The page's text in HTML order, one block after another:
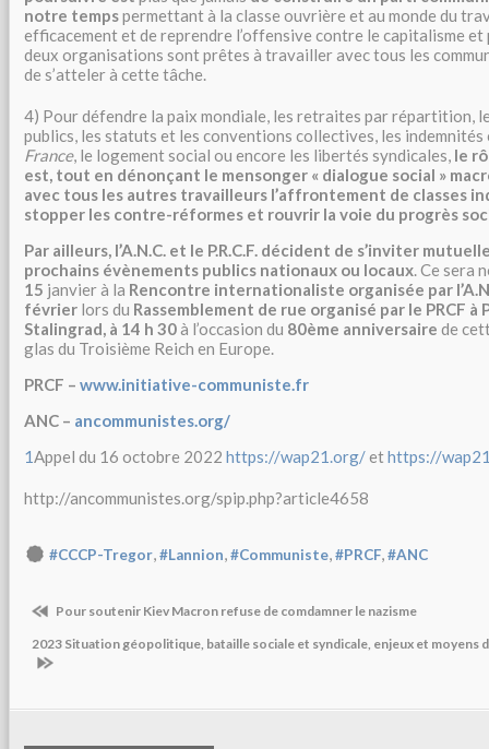
notre tempspermettant à la classe ouvrière et au monde du
efficacement et de reprendre l’offensive contre le capitalisme et
deux organisations sont prêtes à travailler avec tous les
de s’atteler à cette tâche.
4) Pour défendre la paix mondiale, les retraites par répartition,
publics, les statuts et les conventions collectives, les indemnités
France, le logement social ou encore les libertés syndicales, le
est, tout en dénonçant le mensonger « dialogue social »
avec tous les autres travailleurs l’affrontement de classes
stopper les contre-réformes et rouvrir la voie du progrès
Par ailleurs, l’A.N.C. et le P.R.C.F. décident de s’inviter
prochains évènements publics nationaux ou locaux. Ce sera
15 janvier à la Rencontre internationaliste organisée par
février lors du Rassemblement de rue organisé par le PRCF à
Stalingrad, à 14 h 30à l’occasion du 80ème anniversaire de
glas du Troisième Reich en Europe.
PRCF – www.initiative-communiste.fr
ANC – ancommunistes.org/
1Appel du 16 octobre 2022 https://wap21.org/ethttps://
http://ancommunistes.org/spip.php?article4658
#CCCP-Tregor,#Lannion,#Communiste,#PRCF,#ANC
Pour soutenir Kiev Macron refuse de comdamner le nazisme
2023 Situation géopolitique, bataille sociale et syndicale, enjeux et moyens